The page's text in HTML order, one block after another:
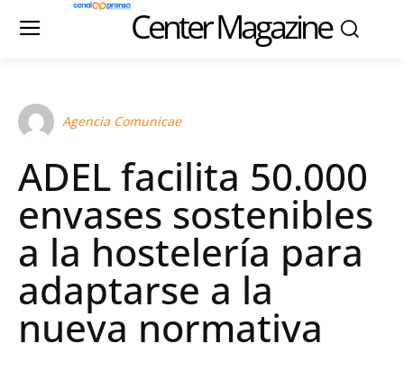
Center Magazine
Agencia Comunicae
ADEL facilita 50.000
envases sostenibles
a la hostelería para
adaptarse a la
nueva normativa